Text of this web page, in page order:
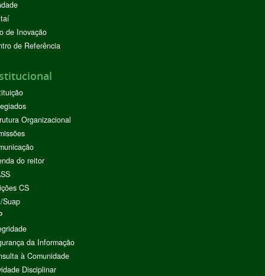
de Inovação
de Referência
Organizacional
do reitor
CS
Suap
da Informação
à Comunidade
Disciplinar